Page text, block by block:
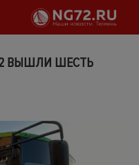
ВЫШЛИ ШЕСТЬ